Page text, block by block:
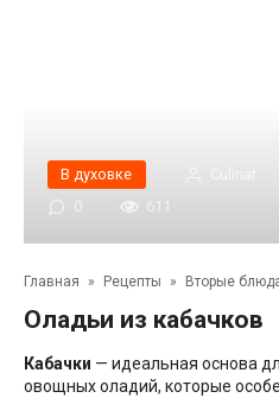
В духовке
0
611
Главная » Рецепты » Вторые
Оладьи из кабачков
Кабачки — идеальная основа
овощных оладий, которые